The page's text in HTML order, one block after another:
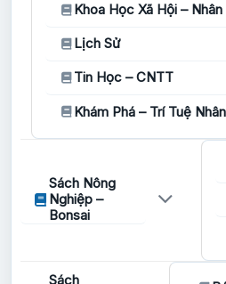
Khoa Học Xã Hội – Nhân
Lịch Sử
Tin Học – CNTT
Khám Phá – Trí Tuệ
Sách Nông
Nghiệp –
Bonsai
Sách